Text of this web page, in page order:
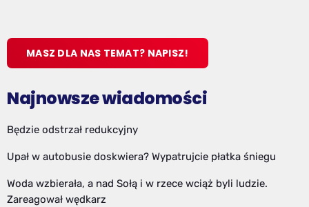
MASZ DLA NAS TEMAT? NAPISZ!
Najnowsze wiadomości
Będzie odstrzał redukcyjny
Upał w autobusie doskwiera? Wypatrujcie płatka śniegu
Woda wzbierała, a nad Sołą i w rzece wciąż byli ludzie.
Zareagował wędkarz